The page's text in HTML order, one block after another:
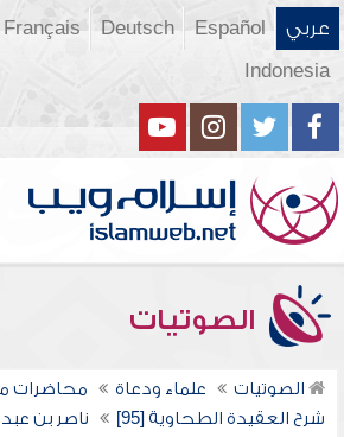
عربي Español
Deutsch
Français
Indonesia
الصوتيات
الصوتيات علماء ودعاة
محاضرات
شرح العقيدة الطحاوية [95]
ناصر بن